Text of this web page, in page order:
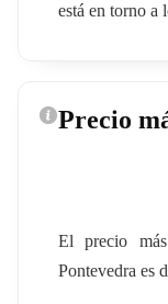
está en torno a
Precio
El precio
Pontevedra es